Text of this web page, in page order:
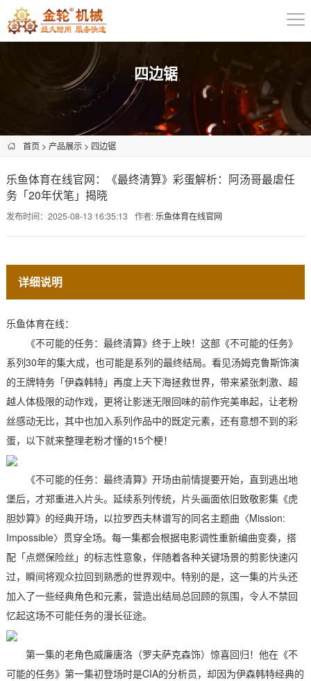
四边锯
首页> 产品展示> 四边锯
乐鱼体育在线官网：《最终清算》彩蛋解析：阿汤哥最虐任
务「20年伏笔」揭晓
发布时间：2025-08-13 16:35:13 作者: 乐鱼体育在线官网
详细说明
乐鱼体育在线：
《不可能的任务：最终清算》终于上映！这部《不可能的任务》
系列30年的集大成，也可能是系列的最终结局。看见汤姆克鲁斯饰演
的王牌特务「伊森韩特」再度上天下海拯救世界，带来紧张刺激、超
越人体极限的动作戏，更将让影迷无限回味的前作完美串起，让老粉
丝感动无比，其中也加入系列作品中的既定元素，还有意想不到的彩
蛋，以下就来整理老粉才懂的15个梗！
《不可能的任务：最终清算》开场由前情提要开始，直到逃出地
堡后，才郑重进入片头。延续系列传统，片头画面依旧致敬影集《虎
胆妙算》的经典开场，以拉罗西夫林谱写的同名主题曲〈Mission:
Impossible〉贯穿全场。每一集都会根据电影调性重新编曲变奏，搭
配「点燃保险丝」的标志性意象，伴随着各种关键场景的剪影快速闪
过，瞬间将观众拉回到熟悉的世界观中。特别的是，这一集的片头还
加入了一些经典角色和元素，营造出结局总回顾的氛围，令人不禁回
忆起这场不可能任务的漫长征途。
第一集的老角色威廉唐洛（罗夫萨克森饰）惊喜回归！他在《不
可能的任务》第一集初登场时是CIA的分析员，却因为伊森韩特经典的